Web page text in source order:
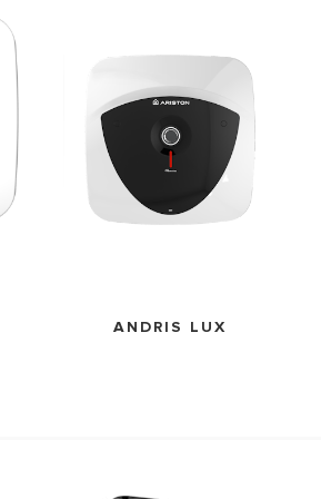
ANDRIS LUX